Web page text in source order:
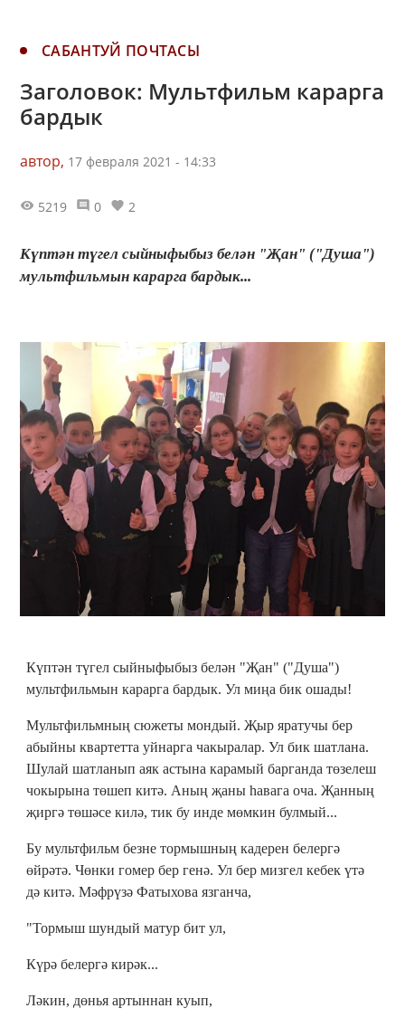
САБАНТУЙ ПОЧТАСЫ
Заголовок: Мультфильм карарга
бардык
автор, 17 февраля 2021 - 14:33
5219 0 2
Күптән түгел сыйныфыбыз белән "Җан" ("Душа")
мультфильмын карарга бардык...
Күптән түгел сыйныфыбыз белән "Җан" ("Душа")
мультфильмын карарга бардык. Ул миңа бик ошады!
Мультфильмның сюжеты мондый. Җыр яратучы бер
абыйны квартетта уйнарга чакыралар. Ул бик шатлана.
Шулай шатланып аяк астына карамый барганда төзелеш
чокырына төшеп китә. Аның җаны һавага оча. Җанның
җиргә төшәсе килә, тик бу инде мөмкин булмый...
Бу мультфильм безне тормышның кадерен белергә
өйрәтә. Чөнки гомер бер генә. Ул бер мизгел кебек үтә
дә китә. Мәфрүзә Фатыхова язганча,
"Тормыш шундый матур бит ул,
Күрә белергә кирәк...
Ләкин, дөнья артыннан куып,